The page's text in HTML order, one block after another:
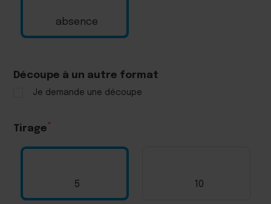
absence
Découpe à un autre format
Je demande une découpe
Tirage
5 10